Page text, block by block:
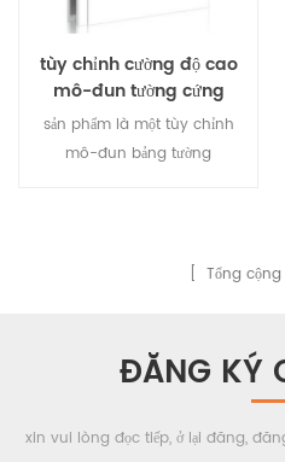
tùy chỉnh cường độ cao
mô-đun tường cứng
phòng sinh học bảng
điều khiển
sản phẩm là một tùy chỉnh
mô-đun bảng tường
độ tổng thể lớn, phù hợp với
nối hoàn hảo với bảng
tường, có thể được áp dụng
[ Tổng cộng
ĐĂNG KÝ
xin vui lòng đọc tiếp, ở lại đăng,